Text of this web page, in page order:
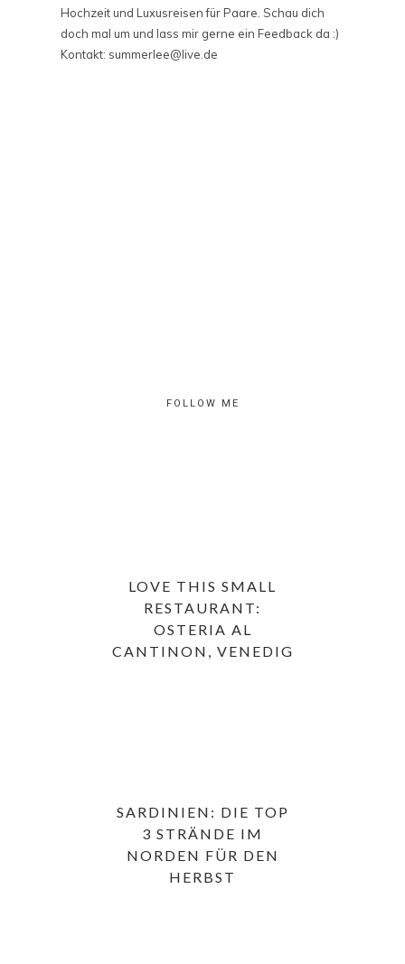
Hochzeit und Luxusreisen für Paare. Schau dich
doch mal um und lass mir gerne ein Feedback da :)
Kontakt: summerlee@live.de
FOLLOW ME
LOVE THIS SMALL
RESTAURANT:
OSTERIA AL
CANTINON, VENEDIG
SARDINIEN: DIE TOP
3 STRÄNDE IM
NORDEN FÜR DEN
HERBST